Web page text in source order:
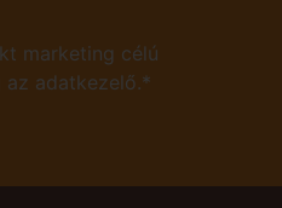
marketing célú
az adatkezelő.*